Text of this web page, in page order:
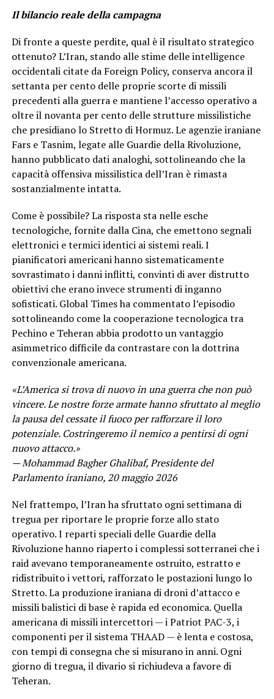
Il bilancio reale della campagna
Di fronte a queste perdite, qual è il risultato strategico
ottenuto? L’Iran, stando alle stime delle intelligence
occidentali citate da Foreign Policy, conserva ancora il
settanta per cento delle proprie scorte di missili
precedenti alla guerra e mantiene l’accesso operativo a
oltre il novanta per cento delle strutture missilistiche
che presidiano lo Stretto di Hormuz. Le agenzie iraniane
Fars e Tasnim, legate alle Guardie della Rivoluzione,
hanno pubblicato dati analoghi, sottolineando che la
capacità offensiva missilistica dell’Iran è rimasta
sostanzialmente intatta.
Come è possibile? La risposta sta nelle esche
tecnologiche, fornite dalla Cina, che emettono segnali
elettronici e termici identici ai sistemi reali. I
pianificatori americani hanno sistematicamente
sovrastimato i danni inflitti, convinti di aver distrutto
obiettivi che erano invece strumenti di inganno
sofisticati. Global Times ha commentato l’episodio
sottolineando come la cooperazione tecnologica tra
Pechino e Teheran abbia prodotto un vantaggio
asimmetrico difficile da contrastare con la dottrina
convenzionale americana.
«L’America si trova di nuovo in una guerra che non può
vincere. Le nostre forze armate hanno sfruttato al meglio
la pausa del cessate il fuoco per rafforzare il loro
potenziale. Costringeremo il nemico a pentirsi di ogni
nuovo attacco.»
— Mohammad Bagher Ghalibaf, Presidente del
Parlamento iraniano, 20 maggio 2026
Nel frattempo, l’Iran ha sfruttato ogni settimana di
tregua per riportare le proprie forze allo stato
operativo. I reparti speciali delle Guardie della
Rivoluzione hanno riaperto i complessi sotterranei che i
raid avevano temporaneamente ostruito, estratto e
ridistribuito i vettori, rafforzato le postazioni lungo lo
Stretto. La produzione iraniana di droni d’attacco e
missili balistici di base è rapida ed economica. Quella
americana di missili intercettori — i Patriot PAC-3, i
componenti per il sistema THAAD — è lenta e costosa,
con tempi di consegna che si misurano in anni. Ogni
giorno di tregua, il divario si richiudeva a favore di
Teheran.